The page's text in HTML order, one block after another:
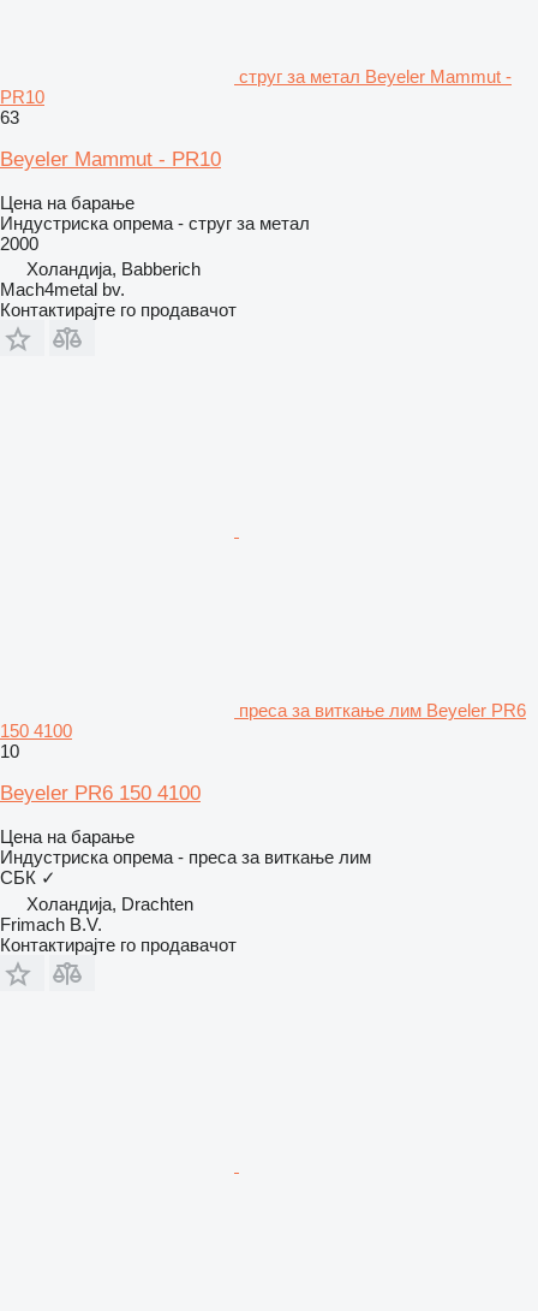
струг за метал Beyeler Mammut -
PR10
63
Beyeler Mammut - PR10
Цена на барање
Индустриска опрема - струг за метал
2000
Холандија, Babberich
Mach4metal bv.
Контактирајте го продавачот
преса за виткање лим Beyeler PR6
150 4100
10
Beyeler PR6 150 4100
Цена на барање
Индустриска опрема - преса за виткање лим
СБК ✓
Холандија, Drachten
Frimach B.V.
Контактирајте го продавачот